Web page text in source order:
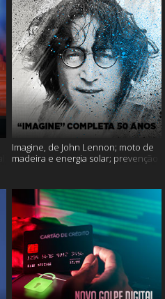
Imagine, de John Lennon; moto de
madeira e energia solar; prevenção